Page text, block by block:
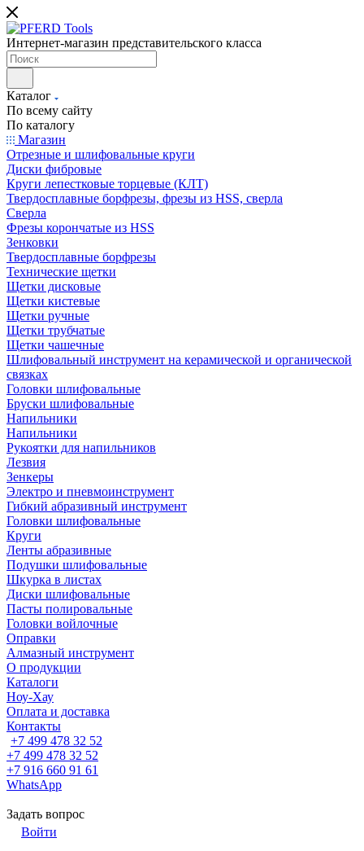
Интернет-магазин представительского класса
Каталог
По всему сайту
По каталогу
Магазин
Отрезные и шлифовальные круги
Диски фибровые
Круги лепестковые торцевые (КЛТ)
Твердосплавные борфрезы, фрезы из HSS, сверла
Сверла
Фрезы корончатые из HSS
Зенковки
Твердосплавные борфрезы
Технические щетки
Щетки дисковые
Щетки кистевые
Щетки ручные
Щетки трубчатые
Щетки чашечные
Шлифовальный инструмент на керамической и органической
связках
Головки шлифовальные
Бруски шлифовальные
Напильники
Напильники
Рукоятки для напильников
Лезвия
Зенкеры
Электро и пневмоинструмент
Гибкий абразивный инструмент
Головки шлифовальные
Круги
Ленты абразивные
Подушки шлифовальные
Шкурка в листах
Диски шлифовальные
Пасты полировальные
Головки войлочные
Оправки
Алмазный инструмент
О продукции
Каталоги
Ноу-Хау
Оплата и доставка
Контакты
+7 499 478 32 52
+7 499 478 32 52
+7 916 660 91 61
WhatsApp
Задать вопрос
Войти